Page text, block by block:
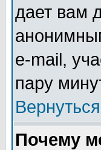
дает вам
e-mail,
пару
Почему